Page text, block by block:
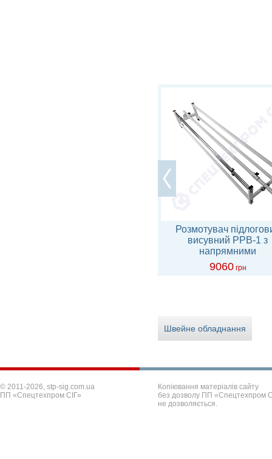
Розмотувач
висувний РРВ-1 з
напрямними
9060 грн
Швейне обладнання
© 2011-2026, stp-sig.com.ua
ПП «Спецтехпром СІГ»
Копіювання матеріалів сайту
без дозволу ПП «Спецтехпром
не дозволяється.